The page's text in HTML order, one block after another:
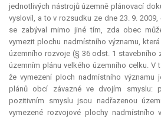
jednotlivých nástrojů územně plánovací
vyslovil, a to v rozsudku ze dne 23. 9.
se zabýval mimo jiné tím, zda obec
vymezit plochu nadmístního významu,
územního rozvoje (§ 36 odst. 1 stavebního
územním plánu velkého územního celku. V
že vymezení ploch nadmístního významu
plánů obcí závazné ve dvojím smyslu:
pozitivním smyslu jsou nadřazenou
vymezené rozvojové plochy nadmístního